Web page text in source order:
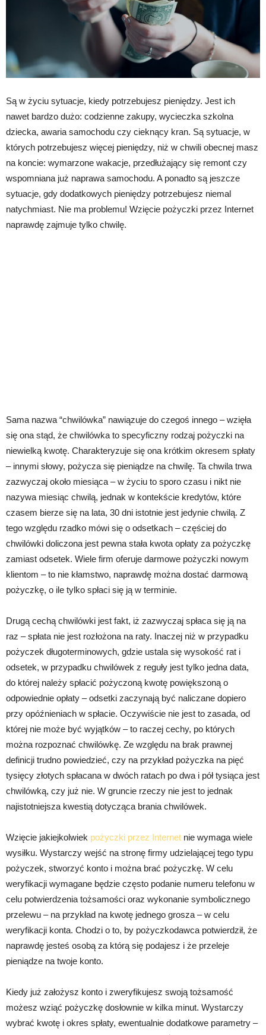
Są w życiu sytuacje, kiedy potrzebujesz pieniędzy. Jest ich
nawet bardzo dużo: codzienne zakupy, wycieczka szkolna
dziecka, awaria samochodu czy cieknący kran. Są sytuacje, w
których potrzebujesz więcej pieniędzy, niż w chwili obecnej masz
na koncie: wymarzone wakacje, przedłużający się remont czy
wspomniana już naprawa samochodu. A ponadto są jeszcze
sytuacje, gdy dodatkowych pieniędzy potrzebujesz niemal
natychmiast. Nie ma problemu! Wzięcie pożyczki przez Internet
naprawdę zajmuje tylko chwilę.
Sama nazwa “chwilówka” nawiązuje do czegoś innego – wzięła
się ona stąd, że chwilówka to specyficzny rodzaj pożyczki na
niewielką kwotę. Charakteryzuje się ona krótkim okresem spłaty
– innymi słowy, pożycza się pieniądze na chwilę. Ta chwila trwa
zazwyczaj około miesiąca – w życiu to sporo czasu i nikt nie
nazywa miesiąc chwilą, jednak w kontekście kredytów, które
czasem bierze się na lata, 30 dni istotnie jest jedynie chwilą. Z
tego względu rzadko mówi się o odsetkach – częściej do
chwilówki doliczona jest pewna stała kwota opłaty za pożyczkę
zamiast odsetek. Wiele firm oferuje darmowe pożyczki nowym
klientom – to nie kłamstwo, naprawdę można dostać darmową
pożyczkę, o ile tylko spłaci się ją w terminie.
Drugą cechą chwilówki jest fakt, iż zazwyczaj spłaca się ją na
raz – spłata nie jest rozłożona na raty. Inaczej niż w przypadku
pożyczek długoterminowych, gdzie ustala się wysokość rat i
odsetek, w przypadku chwilówek z reguły jest tylko jedna data,
do której należy spłacić pożyczoną kwotę powiększoną o
odpowiednie opłaty – odsetki zaczynają być naliczane dopiero
przy opóźnieniach w spłacie. Oczywiście nie jest to zasada, od
której nie może być wyjątków – to raczej cechy, po których
można rozpoznać chwilówkę. Ze względu na brak prawnej
definicji trudno powiedzieć, czy na przykład pożyczka na pięć
tysięcy złotych spłacana w dwóch ratach po dwa i pół tysiąca jest
chwilówką, czy już nie. W gruncie rzeczy nie jest to jednak
najistotniejsza kwestią dotycząca brania chwilówek.
Wzięcie jakiejkolwiek pożyczki przez Internet nie wymaga wiele
wysiłku. Wystarczy wejść na stronę firmy udzielającej tego typu
pożyczek, stworzyć konto i można brać pożyczkę. W celu
weryfikacji wymagane będzie często podanie numeru telefonu w
celu potwierdzenia tożsamości oraz wykonanie symbolicznego
przelewu – na przykład na kwotę jednego grosza – w celu
weryfikacji konta. Chodzi o to, by pożyczkodawca potwierdził, że
naprawdę jesteś osobą za którą się podajesz i że przeleje
pieniądze na twoje konto.
Kiedy już założysz konto i zweryfikujesz swoją tożsamość
możesz wziąć pożyczkę dosłownie w kilka minut. Wystarczy
wybrać kwotę i okres spłaty, ewentualnie dodatkowe parametry –